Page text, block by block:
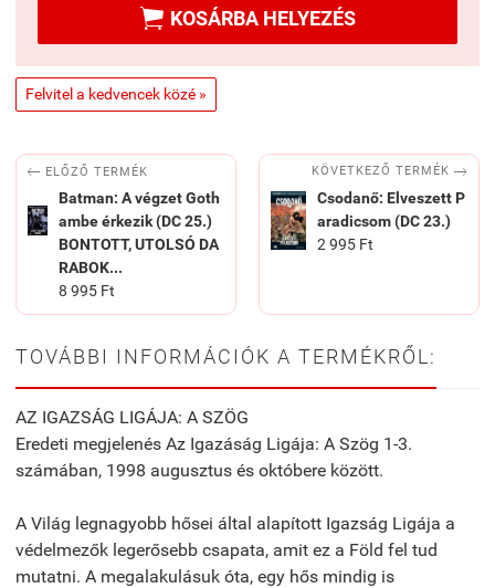
 KOSÁRBA HELYEZÉS
Felvitel a kedvencek közé »
 ELŐZŐ TERMÉK
Batman: ​A végzet Goth
ambe érkezik (DC 25.)
BONTOTT, UTOLSÓ DA
RABOK...
8 995 Ft
KÖVETKEZŐ TERMÉK 
Csodanő: ​Elveszett P
aradicsom (DC 23.)
2 995 Ft
TOVÁBBI INFORMÁCIÓK A TERMÉKRŐL:
AZ IGAZSÁG LIGÁJA: A SZÖG
Eredeti megjelenés Az Igazáság Ligája: A Szög 1-3.
számában, 1998 augusztus és októbere között.
A Világ legnagyobb hősei által alapított Igazság Ligája a
védelmezők legerősebb csapata, amit ez a Föld fel tud
mutatni. A megalakulásuk óta, egy hős mindig is